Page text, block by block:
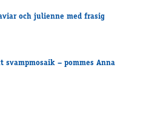
och julienne med frasig
svampmosaik – pommes Anna